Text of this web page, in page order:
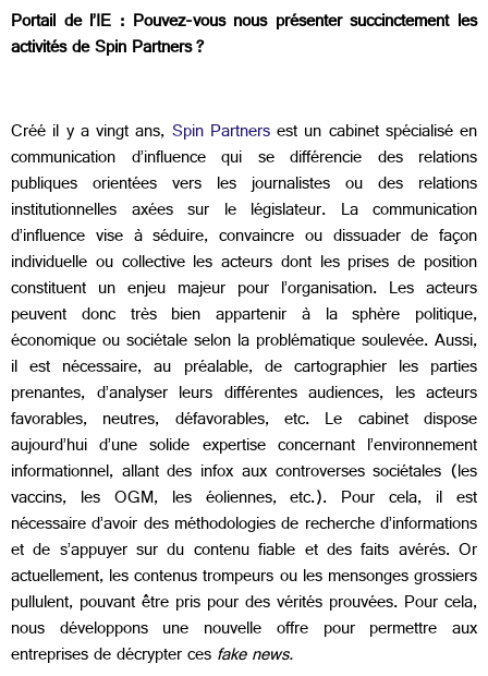
Portail de l’IE : Pouvez-vous nous présenter succinctement les
activités de Spin Partners ?
Créé il y a vingt ans, Spin Partnersest un cabinet spécialisé en
communication d’influence qui se différencie des relations
publiques orientées vers les journalistes ou des relations
institutionnelles axées sur le législateur. La communication
d’influence vise à séduire, convaincre ou dissuader de façon
individuelle ou collective les acteurs dont les prises de position
constituent un enjeu majeur pour l’organisation. Les acteurs
peuvent donc très bien appartenir à la sphère politique,
économique ou sociétale selon la problématique soulevée. Aussi,
il est nécessaire, au préalable, de cartographier les parties
prenantes, d’analyser leurs différentes audiences, les acteurs
favorables, neutres, défavorables, etc. Le cabinet dispose
aujourd’hui d’une solide expertise concernant l’environnement
informationnel, allant des infox aux controverses sociétales (les
vaccins, les OGM, les éoliennes, etc.). Pour cela, il est
nécessaire d’avoir des méthodologies de recherche d’informations
et de s’appuyer sur du contenu fiable et des faits avérés. Or
actuellement, les contenus trompeurs ou les mensonges grossiers
pullulent, pouvant être pris pour des vérités prouvées. Pour cela,
nous développons une nouvelle offre pour permettre aux
entreprises de décrypter cesfake news.